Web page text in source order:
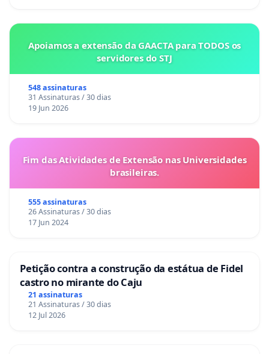
Apoiamos a extensão da GAACTA para TODOS os
servidores do STJ
548 assinaturas
31 Assinaturas / 30 dias
19 Jun 2026
Fim das Atividades de Extensão nas Universidades
brasileiras.
555 assinaturas
26 Assinaturas / 30 dias
17 Jun 2024
Petição contra a construção da estátua de Fidel
castro no mirante do Caju
21 assinaturas
21 Assinaturas / 30 dias
12 Jul 2026